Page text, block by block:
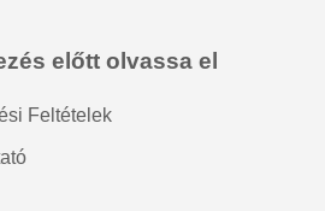
előtt olvassa el
Feltételek